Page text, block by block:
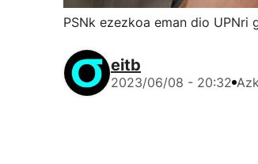
PSNk ezezkoa eman dio
eitb
2023/06/08 - 20:32